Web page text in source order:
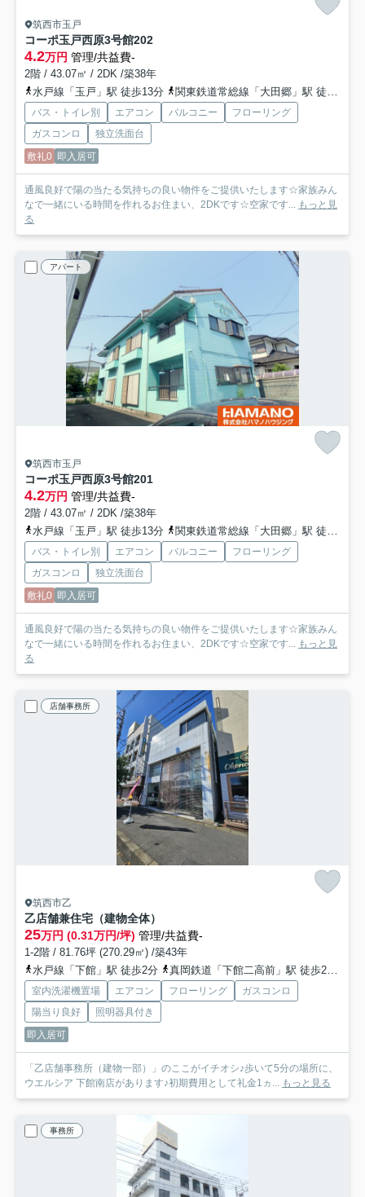
筑西市玉戸
コーポ玉戸西原3号館202
4.2万円 管理/共益費-
2階 / 43.07㎡ / 2DK /築38年
水戸線「玉戸」駅 徒歩13分
関東鉄道常総線「大田郷」駅 徒歩36分
バス・トイレ別 エアコン バルコニー
フローリング
ガスコンロ
独立洗面台
敷礼0 即入居可
通風良好で陽の当たる気持ちの良い物件をご提供いたします☆家族みん
なで一緒にいる時間を作れるお住まい、2DKです☆空家です... もっと見
る
アパート
筑西市玉戸
コーポ玉戸西原3号館201
4.2万円 管理/共益費-
2階 / 43.07㎡ / 2DK /築38年
水戸線「玉戸」駅 徒歩13分
関東鉄道常総線「大田郷」駅 徒歩36分
バス・トイレ別 エアコン バルコニー
フローリング
ガスコンロ
独立洗面台
敷礼0 即入居可
通風良好で陽の当たる気持ちの良い物件をご提供いたします☆家族みん
なで一緒にいる時間を作れるお住まい、2DKです☆空家です... もっと見
る
店舗事務所
筑西市乙
乙店舗兼住宅（建物全体）
25万円 (0.31万円/坪) 管理/共益費-
1-2階 / 81.76坪 (270.29㎡) /築43年
水戸線「下館」駅 徒歩2分
真岡鉄道「下館二高前」駅 徒歩29分
室内洗濯機置場 エアコン フローリング
ガスコンロ
陽当り良好
照明器具付き
即入居可
「乙店舗事務所（建物一部）」のここがイチオシ♪歩いて5分の場所に、
ウエルシア 下館南店があります♪初期費用として礼金1ヵ... もっと見る
事務所